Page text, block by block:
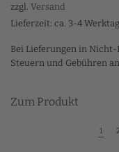
können
der
zzgl. Versand
Lieferzeit: ca. 3-4
Bei Lieferungen in Nicht-
Steuern und Gebühren
Zum Produkt
mehrere
1